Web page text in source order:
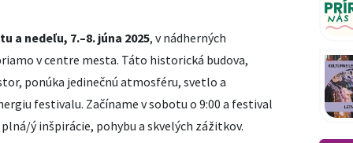
a nedeľu, 7.–8. júna 2025, v nádherných
v centre mesta. Táto historická budova,
ponúka jedinečnú atmosféru, svetlo a
festivalu. Začíname v sobotu o 9:00 a festival
ý inšpirácie, pohybu a skvelých zážitkov.